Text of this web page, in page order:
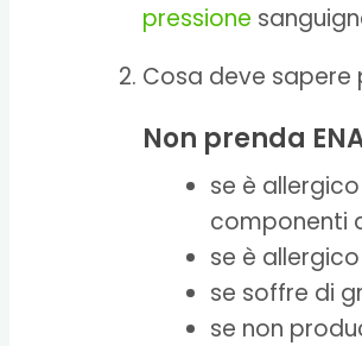
pressione
Cosa deve sapere
Non prenda
se è
componenti
se è
se soffre di
se non